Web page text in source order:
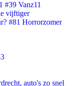
#39 Vanz11
vijftiger
#81 Horrorzomer
auto's zo snel